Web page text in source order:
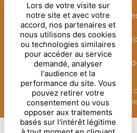
Conditions
Protection des
Gestion des
© Sublimora – 2025. Tous
réalisation de
Lors de votre visite sur
notre site et avec votre
accord, nos partenaires et
nous utilisons des cookies
ou technologies similaires
pour accéder au service
demandé, analyser
l'audience et la
performance du site. Vous
pouvez retirer votre
consentement ou vous
opposer aux traitements
basés sur l'intérêt légitime